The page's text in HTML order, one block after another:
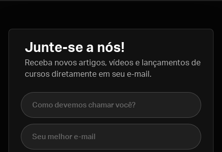
Junte-se a nós!
Receba novos artigos, vídeos e lançamentos de
cursos diretamente em seu e-mail.
Nome completo
E-mail